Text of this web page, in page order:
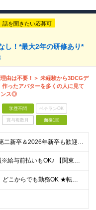
話を聞きたい応募可
し！*最大2年の研修あり*
由は不要！＞ 未経験から3DCGデ
作ったアバターを多くの人に見て
ンス◎
学歴不問 ベテランOK
賞与複数月 面接1回
〈完全未経験OK◎第二新卒＆2026年新卒も歓迎します！〉 ☆「VtubeやVRChatが気になる！」の志望動機でOK ☆社会人デビューOK／学歴・経歴不問 未経験スタート前提のポテンシャル採用。
◆正社員／契約社員※給与前払いもOK♪ 【関東（一都三県）】 月給25万円～ ※固定残業代（月20時間分／月3万2383円）を含む。超過分は別途支給。 ※試用期間中の給与は月給23万円～ 【関東（北
★全国47都道府県、どこからでも勤務OK ★転勤なし！腰を据えて活躍◎ ★マイカー通勤OK（拠点による） ★業務に慣れたら、ゆくゆくはリモート併用やフルリモートも可能 全国のお客様先にて勤務していた